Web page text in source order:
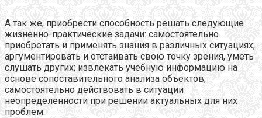
А так же, приобрести способность решать следующие
жизненно-практические задачи: самостоятельно
приобретать и применять знания в различных ситуациях;
аргументировать и отстаивать свою точку зрения, уметь
слушать других; извлекать учебную информацию на
основе сопоставительного анализа объектов;
самостоятельно действовать в ситуации
неопределенности при решении актуальных для них
проблем.